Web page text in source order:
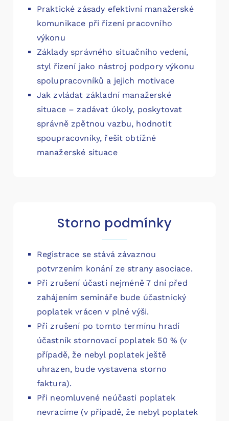
Praktické zásady efektivní manažerské
komunikace při řízení pracovního
výkonu
Základy správného situačního vedení,
styl řízení jako nástroj podpory výkonu
spolupracovníků a jejich motivace
Jak zvládat základní manažerské
situace – zadávat úkoly, poskytovat
správně zpětnou vazbu, hodnotit
spoupracovníky, řešit obtížné
manažerské situace
Storno podmínky
Registrace se stává závaznou
potvrzením konání ze strany asociace.
Při zrušení účasti nejméně 7 dní před
zahájením semináře bude účastnický
poplatek vrácen v plné výši.
Při zrušení po tomto termínu hradí
účastník stornovací poplatek 50 % (v
případě, že nebyl poplatek ještě
uhrazen, bude vystavena storno
faktura).
Při neomluvené neúčasti poplatek
nevracíme (v případě, že nebyl poplatek